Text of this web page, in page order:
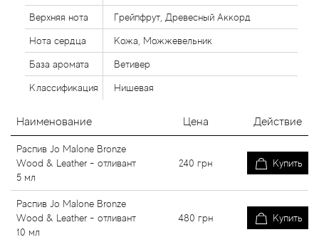
Верхняя нота Грейпфрут, Древесный Аккорд
Нота сердца Кожа, Можжевельник
База аромата Ветивер
Классификация Нишевая
Наименование Цена Действие
Распив Jo Malone Bronze
Wood & Leather - отливант
5 мл
240 грн Купить
Распив Jo Malone Bronze
Wood & Leather - отливант
10 мл
480 грн Купить